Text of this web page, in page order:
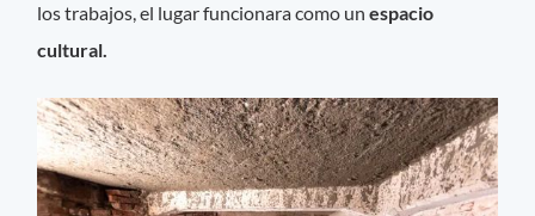
los trabajos, el lugar funcionara como unespacio
cultural.